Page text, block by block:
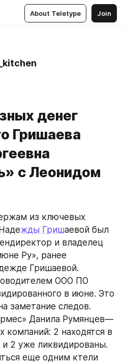
About Teletype Join
денег
Гришаева
с Леонидом
из ключевых
жды Гришаевой был
и владелец
Ру», ранее
Гришаевой.
ООО ПО
в июне. Это
заметание следов.
Данила Румянцев—
компаний: 2 находятся в
и 2 уже ликвидированы.
еще одним ктели